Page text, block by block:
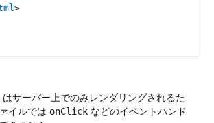
>
はサーバー上でのみレンダリングされるた
イルでは onClick などのイベントハンド